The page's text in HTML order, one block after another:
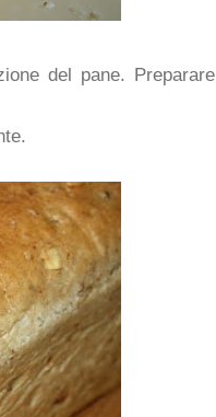
del pane. Preparare